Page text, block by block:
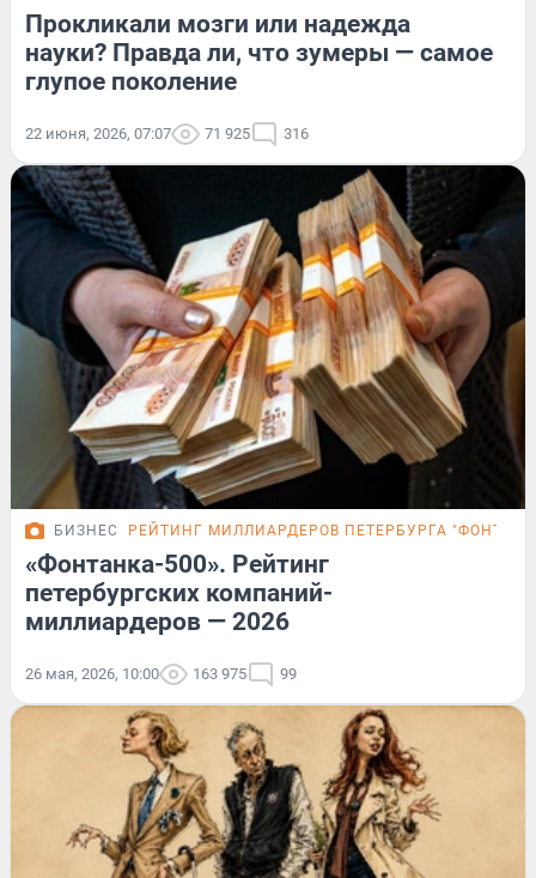
Прокликали мозги или надежда
науки? Правда ли, что зумеры — самое
глупое поколение
22 июня, 2026, 07:07 71 925 316
БИЗНЕС РЕЙТИНГ МИЛЛИАРДЕРОВ ПЕТЕРБУРГА
«Фонтанка-500». Рейтинг
петербургских компаний-
миллиардеров — 2026
26 мая, 2026, 10:00 163 975 99